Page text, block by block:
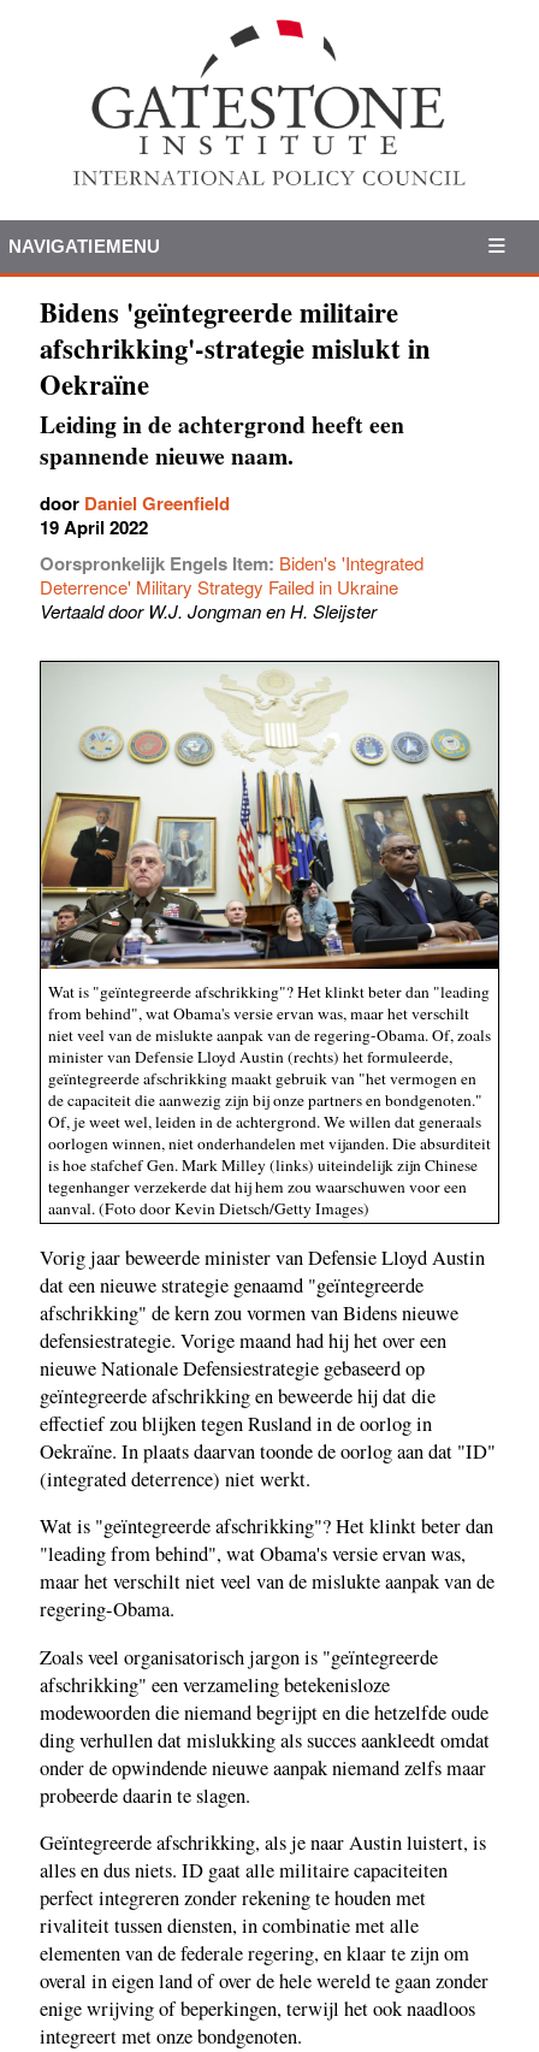
NAVIGATIEMENU
Bidens 'geïntegreerde militaire
afschrikking'-strategie mislukt in
Oekraïne
Leiding in de achtergrond heeft een
spannende nieuwe naam.
door Daniel Greenfield
19 April 2022
Oorspronkelijk Engels Item: Biden's 'Integrated
Deterrence' Military Strategy Failed in Ukraine
Vertaald door W.J. Jongman en H. Sleijster
Wat is "geïntegreerde afschrikking"? Het klinkt beter dan "leading
from behind", wat Obama's versie ervan was, maar het verschilt
niet veel van de mislukte aanpak van de regering-Obama. Of, zoals
minister van Defensie Lloyd Austin (rechts) het formuleerde,
geïntegreerde afschrikking maakt gebruik van "het vermogen en
de capaciteit die aanwezig zijn bij onze partners en bondgenoten."
Of, je weet wel, leiden in de achtergrond. We willen dat generaals
oorlogen winnen, niet onderhandelen met vijanden. Die absurditeit
is hoe stafchef Gen. Mark Milley (links) uiteindelijk zijn Chinese
tegenhanger verzekerde dat hij hem zou waarschuwen voor een
aanval. (Foto door Kevin Dietsch/Getty Images)
Vorig jaar beweerde minister van Defensie Lloyd Austin
dat een nieuwe strategie genaamd "geïntegreerde
afschrikking" de kern zou vormen van Bidens nieuwe
defensiestrategie. Vorige maand had hij het over een
nieuwe Nationale Defensiestrategie gebaseerd op
geïntegreerde afschrikking en beweerde hij dat die
effectief zou blijken tegen Rusland in de oorlog in
Oekraïne. In plaats daarvan toonde de oorlog aan dat "ID"
(integrated deterrence) niet werkt.
Wat is "geïntegreerde afschrikking"? Het klinkt beter dan
"leading from behind", wat Obama's versie ervan was,
maar het verschilt niet veel van de mislukte aanpak van de
regering-Obama.
Zoals veel organisatorisch jargon is "geïntegreerde
afschrikking" een verzameling betekenisloze
modewoorden die niemand begrijpt en die hetzelfde oude
ding verhullen dat mislukking als succes aankleedt omdat
onder de opwindende nieuwe aanpak niemand zelfs maar
probeerde daarin te slagen.
Geïntegreerde afschrikking, als je naar Austin luistert, is
alles en dus niets. ID gaat alle militaire capaciteiten
perfect integreren zonder rekening te houden met
rivaliteit tussen diensten, in combinatie met alle
elementen van de federale regering, en klaar te zijn om
overal in eigen land of over de hele wereld te gaan zonder
enige wrijving of beperkingen, terwijl het ook naadloos
integreert met onze bondgenoten.